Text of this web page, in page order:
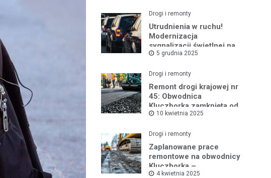
Drogi i remonty
Utrudnienia w ruchu!
Modernizacja
sygnalizacji świetlnej na
ul. Byczyńskiej
5 grudnia 2025
Drogi i remonty
Remont drogi krajowej nr
45: Obwodnica
Kluczborka zamknięta od
9 kwietnia do 25 sierpnia
10 kwietnia 2025
Drogi i remonty
Zaplanowane prace
remontowe na obwodnicy
Kluczborka –
wprowadzenie
4 kwietnia 2025